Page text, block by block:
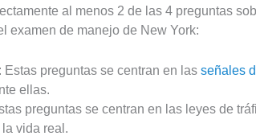
al menos 2 de las 4 preguntas
examen de manejo de New York:
: Estas preguntas se centran en las señales
ellas.
preguntas se centran en las leyes de
vida real.